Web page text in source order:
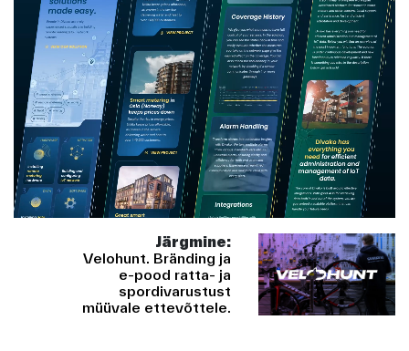
Järgmine:
Velohunt. Bränding ja
e-pood ratta- ja
spordivarustust
müüvale ettevõttele.